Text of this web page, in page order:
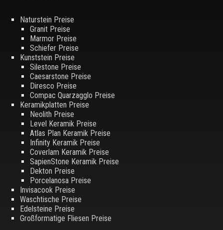
Naturstein Preise
Granit Preise
Marmor Preise
Schiefer Preise
Kunststein Preise
Silestone Preise
Caesarstone Preise
Diresco Preise
Compac Quarzagglo Preise
Keramikplatten Preise
Neolith Preise
Level Keramik Preise
Atlas Plan Keramik Preise
Infinity Keramik Preise
Coverlam Keramik Preise
SapienStone Keramik Preise
Dekton Preise
Porcelanosa Preise
Invisacook Preise
Waschtische Preise
Edelsteine Preise
Großformatige Fliesen Preise